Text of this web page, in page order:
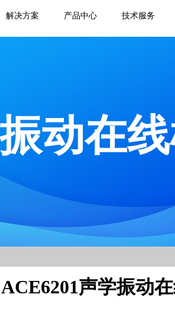
解决方案 产品中心 技术服务
动在
ACE6201声学振动